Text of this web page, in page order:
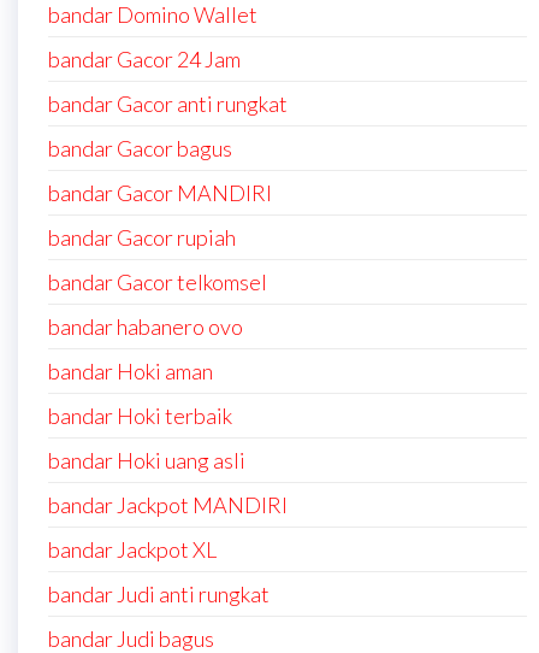
bandar Domino Wallet
bandar Gacor 24 Jam
bandar Gacor anti rungkat
bandar Gacor bagus
bandar Gacor MANDIRI
bandar Gacor rupiah
bandar Gacor telkomsel
bandar habanero ovo
bandar Hoki aman
bandar Hoki terbaik
bandar Hoki uang asli
bandar Jackpot MANDIRI
bandar Jackpot XL
bandar Judi anti rungkat
bandar Judi bagus